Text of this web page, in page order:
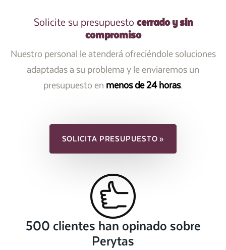
Solicite su presupuesto cerrado y sin
compromiso
Nuestro personal le atenderá ofreciéndole soluciones
adaptadas a su problema y le enviaremos un
presupuesto en menos de 24 horas.
SOLICITA PRESUPUESTO »
500 clientes han opinado sobre
Perytas